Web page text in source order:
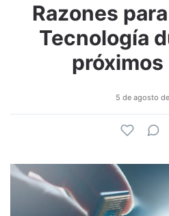
Razones
Tecnología
próximos
5 de agosto